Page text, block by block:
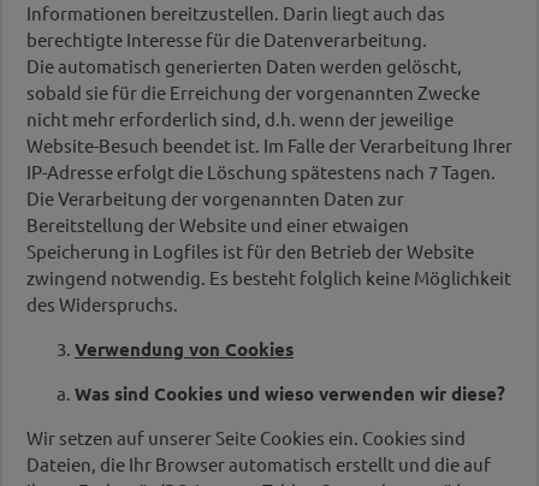
Informationen bereitzustellen. Darin liegt auch das
berechtigte Interesse für die Datenverarbeitung.
Die automatisch generierten Daten werden gelöscht,
sobald sie für die Erreichung der vorgenannten Zwecke
nicht mehr erforderlich sind, d.h. wenn der jeweilige
Website-Besuch beendet ist. Im Falle der Verarbeitung Ihrer
IP-Adresse erfolgt die Löschung spätestens nach 7 Tagen.
Die Verarbeitung der vorgenannten Daten zur
Bereitstellung der Website und einer etwaigen
Speicherung in Logfiles ist für den Betrieb der Website
zwingend notwendig. Es besteht folglich keine Möglichkeit
des Widerspruchs.
Verwendung von Cookies
Was sind Cookies und wieso verwenden wir diese?
Wir setzen auf unserer Seite Cookies ein. Cookies sind
Dateien, die Ihr Browser automatisch erstellt und die auf